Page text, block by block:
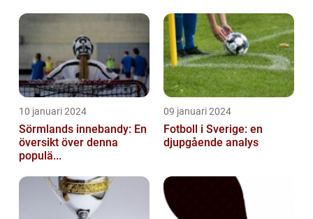
10 januari 2024
Sörmlands innebandy: En
översikt över denna
populä...
09 januari 2024
Fotboll i Sverige: en
djupgående analys